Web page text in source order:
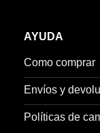
AYUDA
Como comprar
Envíos y
Políticas de